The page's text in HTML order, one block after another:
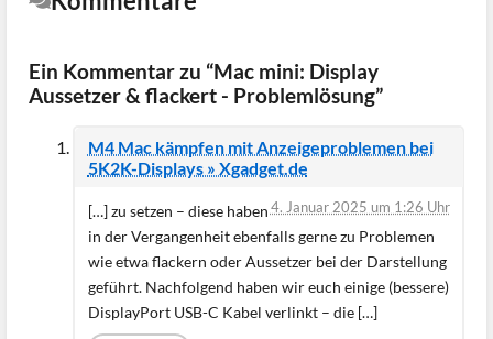
Ein Kommentar zu “Mac mini: Display
Aussetzer & flackert - Problemlösung”
M4 Mac kämpfen mit Anzeigeproblemen bei
5K2K-Displays » Xgadget.de
4. Januar 2025 um 1:26 Uhr
[…] zu setzen – diese haben
in der Vergangenheit ebenfalls gerne zu Problemen
wie etwa flackern oder Aussetzer bei der Darstellung
geführt. Nachfolgend haben wir euch einige (bessere)
DisplayPort USB-C Kabel verlinkt – die […]